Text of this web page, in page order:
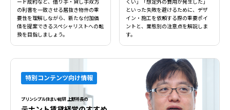
ード成約など、借り手・貸し手双方
の利害を一致させる居抜き物件の重
要性を理解しながら、新たな付加価
値を提案できるスペシャリストへの転
換を目指しましょう。
くい」「想定外の費用が発生した」
といった失敗を避けるために、デザ
イン・施工を依頼する際の重要ポイ
ントと、業態別の注意点を解説しま
す。
特別コンテンツ向け情報
プリンシプル住まい総研 上野所長の